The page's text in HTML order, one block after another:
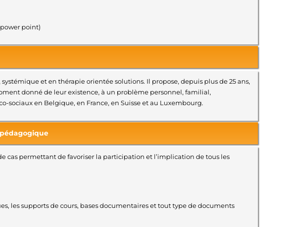
point)
et en thérapie orientée solutions. Il propose, depuis plus de 25 ans,
donné de leur existence, à un problème personnel, familial,
sociaux en Belgique, en France, en Suisse et au Luxembourg.
cas permettant de favoriser la participation et l’implication de tous les
les supports de cours, bases documentaires et tout type de documents